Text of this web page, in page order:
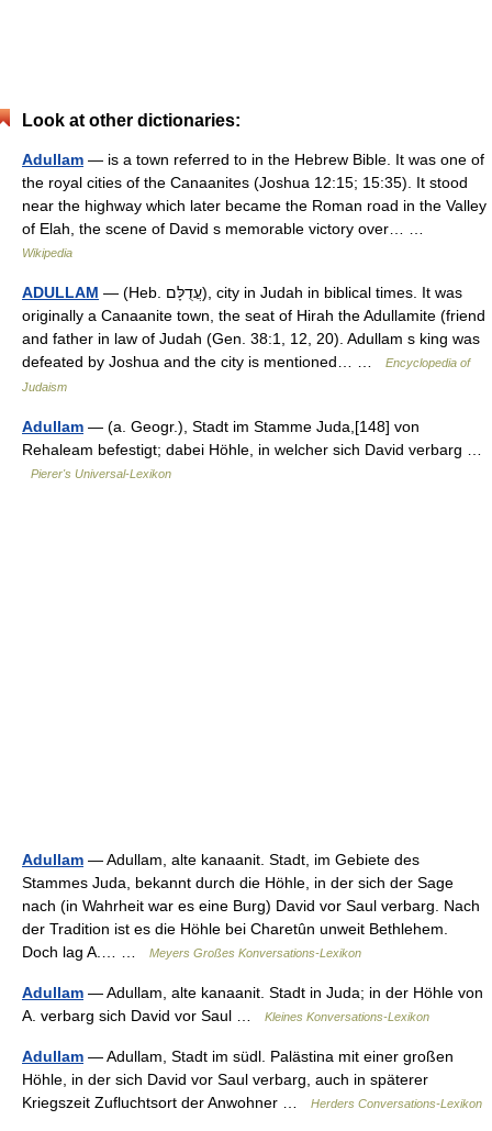
Look at other dictionaries:
Adullam — is a town referred to in the Hebrew Bible. It was one of
the royal cities of the Canaanites (Joshua 12:15; 15:35). It stood
near the highway which later became the Roman road in the Valley
of Elah, the scene of David s memorable victory over… …
Wikipedia
ADULLAM — (Heb. עֲדֻלָּם), city in Judah in biblical times. It was
originally a Canaanite town, the seat of Hirah the Adullamite (friend
and father in law of Judah (Gen. 38:1, 12, 20). Adullam s king was
defeated by Joshua and the city is mentioned… …
Encyclopedia of
Judaism
Adullam — (a. Geogr.), Stadt im Stamme Juda,[148] von
Rehaleam befestigt; dabei Höhle, in welcher sich David verbarg …
Pierer's Universal-Lexikon
Adullam — Adullam, alte kanaanit. Stadt, im Gebiete des
Stammes Juda, bekannt durch die Höhle, in der sich der Sage
nach (in Wahrheit war es eine Burg) David vor Saul verbarg. Nach
der Tradition ist es die Höhle bei Charetûn unweit Bethlehem.
Doch lag A.… …
Meyers Großes Konversations-Lexikon
Adullam — Adullam, alte kanaanit. Stadt in Juda; in der Höhle von
A. verbarg sich David vor Saul …
Kleines Konversations-Lexikon
Adullam — Adullam, Stadt im südl. Palästina mit einer großen
Höhle, in der sich David vor Saul verbarg, auch in späterer
Kriegszeit Zufluchtsort der Anwohner …
Herders Conversations-Lexikon